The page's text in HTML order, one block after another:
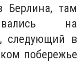
Берлина, там
на
следующий в
побережье